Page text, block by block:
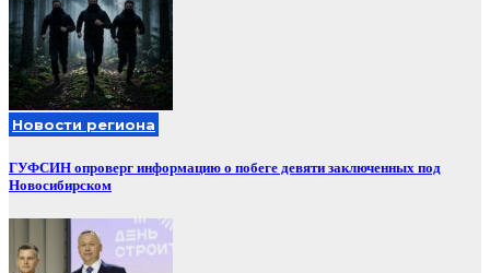
Новости региона
ГУФСИН опроверг информацию о побеге девяти заключенных под
Новосибирском